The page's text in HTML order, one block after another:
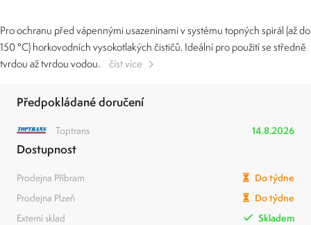
Pro ochranu před vápennými usazeninami v systému topných spirál (až do
150 °C) horkovodních vysokotlakých čističů. Ideální pro použití se středně
tvrdou až tvrdou vodou.
číst více
Předpokládané doručení
Toptrans 14.8.2026
Dostupnost
Prodejna Příbram
Do týdne
Prodejna Plzeň
Do týdne
Externí sklad
Skladem